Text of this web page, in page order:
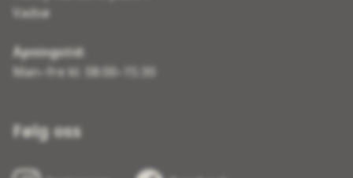
Vadsø
Åpningstid:
Man–fre kl. 08:00–15:30
Følg oss